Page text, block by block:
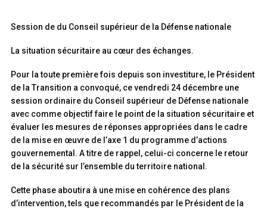
Session de du Conseil supérieur de la Défense nationale
La situation sécuritaire au cœur des échanges.
Pour la toute première fois depuis son investiture, le Président
de la Transition a convoqué, ce vendredi 24 décembre une
session ordinaire du Conseil supérieur de Défense nationale
avec comme objectif faire le point de la situation sécuritaire et
évaluer les mesures de réponses appropriées dans le cadre
de la mise en œuvre de l’axe 1 du programme d’actions
gouvernemental. A titre de rappel, celui-ci concerne le retour
de la sécurité sur l’ensemble du territoire national.
Cette phase aboutira à une mise en cohérence des plans
d’intervention, tels que recommandés par le Président de la